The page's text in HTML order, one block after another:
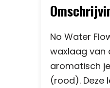
No Water
waxlaag van
aromatisch
(rood). Deze